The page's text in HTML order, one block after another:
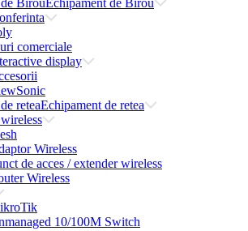
Echipament de Birou
comerciale
display
Echipament de retea
Wireless
de acces / extender wireless
Wireless
10/100M Switch